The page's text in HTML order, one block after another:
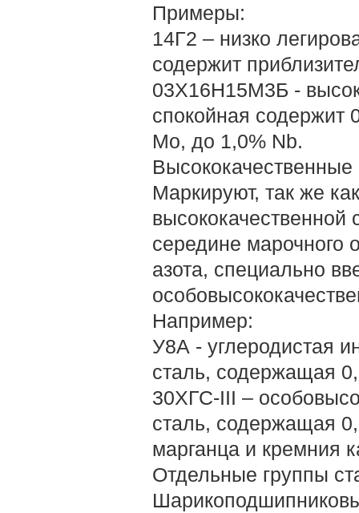
Примеры:
14Г2 – низко
содержит
03Х16Н15М3Б -
спокойная содержит
Мо, до 1,0% Nb.
Маркируют, так же
высококачественной
середине марочного
азота, специально
Например:
У8А - углеродистая
сталь, содержащая
30ХГС-III –
сталь, содержащая
марганца и кремния
Отдельные группы